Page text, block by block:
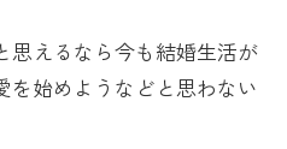
思えるなら今も結婚生活が
始めようなどと思わない